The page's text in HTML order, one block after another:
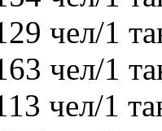
чел/1
чел/1
чел/1